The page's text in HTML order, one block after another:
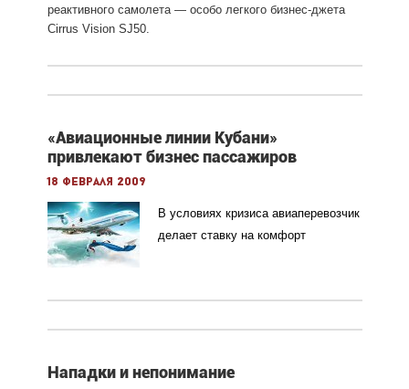
реактивного самолета — особо легкого бизнес-джета
Cirrus Vision SJ50.
«Авиационные линии Кубани»
привлекают бизнес пассажиров
18 февраля 2009
В условиях кризиса авиаперевозчик
делает ставку на комфорт
Нападки и непонимание